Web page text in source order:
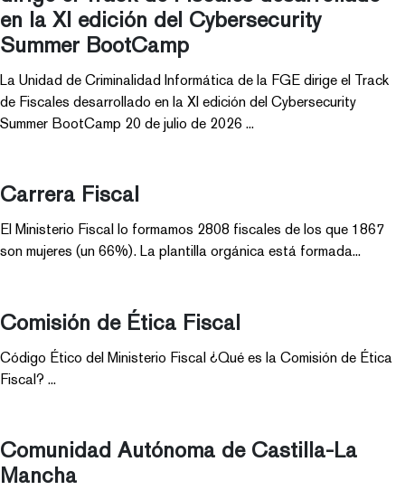
en la XI edición del Cybersecurity
Summer BootCamp
La Unidad de Criminalidad Informática de la FGE dirige el Track
de Fiscales desarrollado en la XI edición del Cybersecurity
Summer BootCamp 20 de julio de 2026 ...
Carrera Fiscal
El Ministerio Fiscal lo formamos 2808 fiscales de los que 1867
son mujeres (un 66%). La plantilla orgánica está formada...
Comisión de Ética Fiscal
Código Ético del Ministerio Fiscal ¿Qué es la Comisión de Ética
Fiscal? ...
Comunidad Autónoma de Castilla-La
Mancha